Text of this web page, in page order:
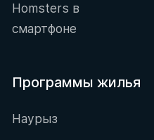
Homsters в
смартфоне
Программы жилья
Наурыз